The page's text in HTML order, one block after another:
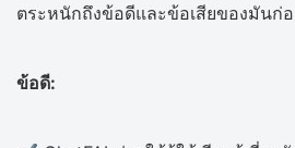
ตระหนักถึงข้อดีและข้อเสียของมันก่
ข้อดี: